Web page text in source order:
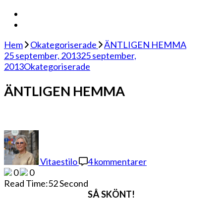
Hem Okategoriserade
ÄNTLIGEN HEMMA
25 september, 201325 september,
2013Okategoriserade
ÄNTLIGEN HEMMA
Vitaestilo 4 kommentarer
0
0
Read Time:52 Second
SÅ SKÖNT!